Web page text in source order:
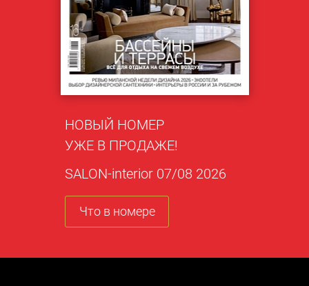
НОВЫЙ НОМЕР
УЖЕ В ПРОДАЖЕ!
SALON-interior 07/08 2026
Что в номере